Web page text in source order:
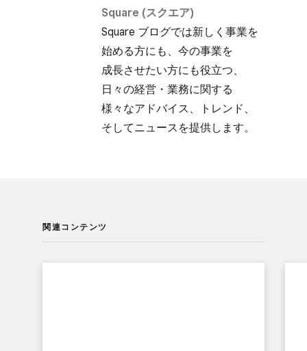
Square (スクエア)
Square ブログでは​新しく​事業を​
始める方にも、​今の​事業を​
成長させたい方にも​役立つ、​
日々の​経営・業務に​関する​
様々な​アドバイス、​トレンド、​
そして​ニュースを​提供します。
関連コンテンツ